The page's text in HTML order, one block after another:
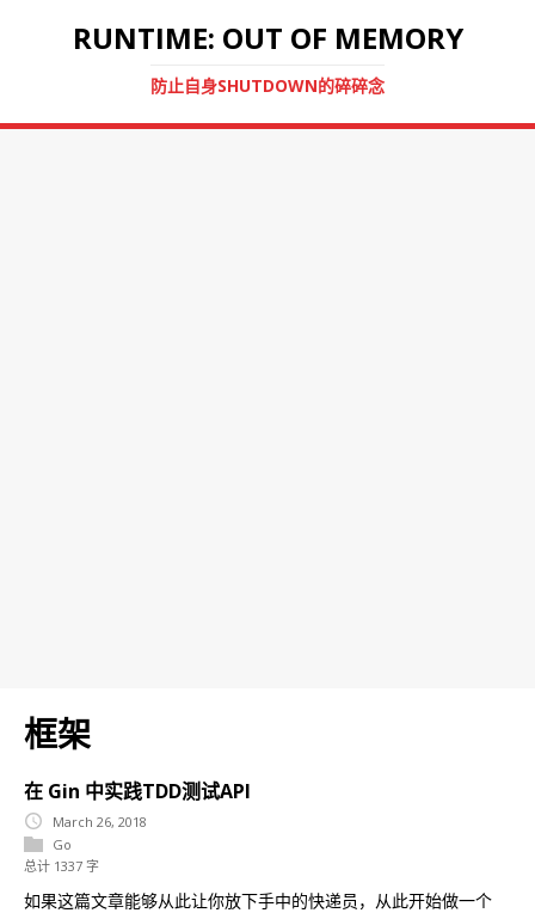
RUNTIME: OUT OF MEMORY
防止自身SHUTDOWN的碎碎念
框架
在 Gin 中实践TDD测试API
March 26, 2018
Go
总计 1337 字
如果这篇文章能够从此让你放下手中的快递员，从此开始做一个